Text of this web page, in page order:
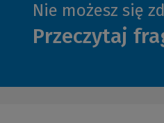
Nie możesz się
Przeczytaj